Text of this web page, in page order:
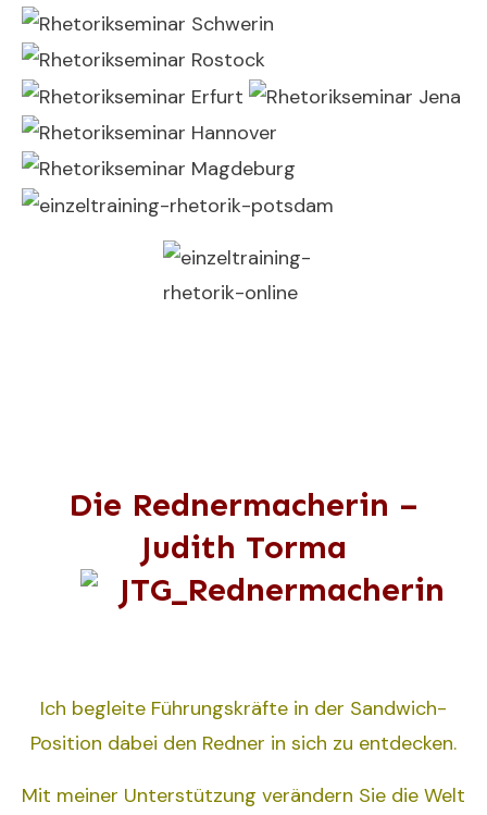
Die Rednermacherin –
Judith Torma
Ich begleite Führungskräfte in der Sandwich-
Position dabei den Redner in sich zu entdecken.
Mit meiner Unterstützung verändern Sie die Welt